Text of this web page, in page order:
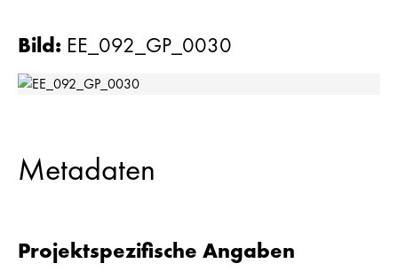
Bild: EE_092_GP_0030
Metadaten
Projektspezifische Angaben